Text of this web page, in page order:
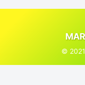
© 2021